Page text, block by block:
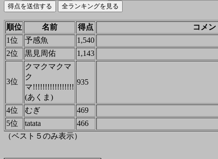
順位 名前 得点
コメン
1位
予感魚
1,540
2位
黒見周佑 1,143
3位
クマクマクマ
ク
マ!!!!!!!!!!!!!!!!!
(あくま)
935
4位 むぎ
469
5位
tatata
466
（ベスト５のみ表示）